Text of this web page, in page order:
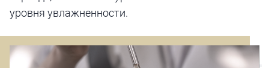
уровня увлажненности.